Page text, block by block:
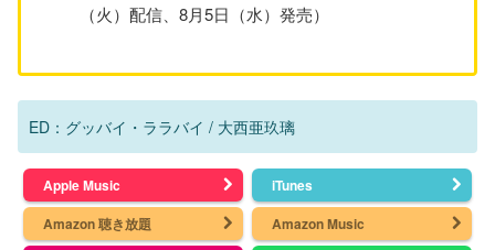
（火）配信、8月5日（水）発売）
ED：グッバイ・ララバイ / 大西亜玖璃
Apple Music
iTunes
Amazon 聴き放題
Amazon Music